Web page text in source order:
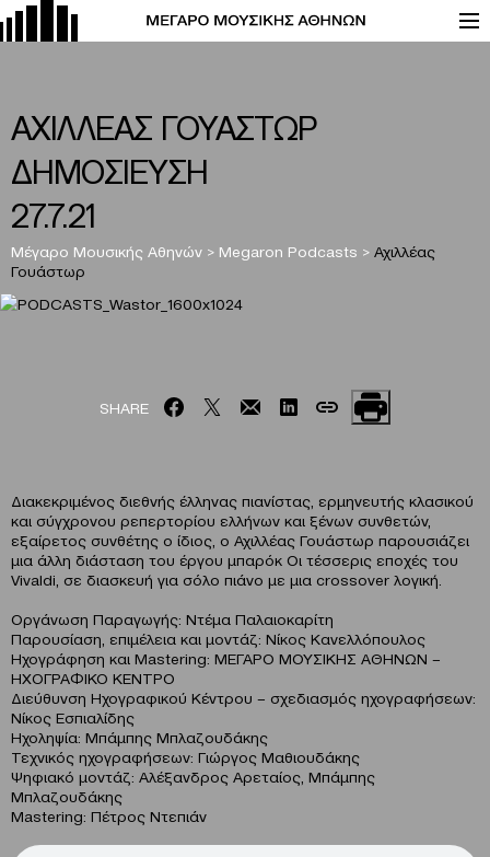
ΑΧΙΛΛΕΑΣ ΓΟΥΑΣΤΩΡ
ΔΗΜΟΣΙΕΥΣΗ
27.7.21
Μέγαρο Μουσικής Αθηνών > Megaron Podcasts > Αχιλλέας
Γουάστωρ
SHARE
Διακεκριμένος διεθνής έλληνας πιανίστας, ερμηνευτής κλασικού
και σύγχρονου ρεπερτορίου ελλήνων και ξένων συνθετών,
εξαίρετος συνθέτης ο ίδιος, ο Αχιλλέας Γουάστωρ παρουσιάζει
μια άλλη διάσταση του έργου μπαρόκ Οι τέσσερις εποχές του
Vivaldi, σε διασκευή για σόλο πιάνο με μια crossover λογική.
Οργάνωση Παραγωγής: Ντέμα Παλαιοκαρίτη
Παρουσίαση, επιμέλεια και μοντάζ: Νίκος Κανελλόπουλος
Ηχογράφηση και Mastering: ΜΕΓΑΡΟ ΜΟΥΣΙΚΗΣ ΑΘΗΝΩΝ –
ΗΧΟΓΡΑΦΙΚΟ ΚΕΝΤΡΟ
Διεύθυνση Ηχογραφικού Κέντρου – σχεδιασμός ηχογραφήσεων:
Νίκος Εσπιαλίδης
Ηχοληψία: Μπάμπης Μπλαζουδάκης
Τεχνικός ηχογραφήσεων: Γιώργος Μαθιουδάκης
Ψηφιακό μοντάζ: Αλέξανδρος Αρεταίος, Μπάμπης
Μπλαζουδάκης
Mastering: Πέτρος Ντεπιάν